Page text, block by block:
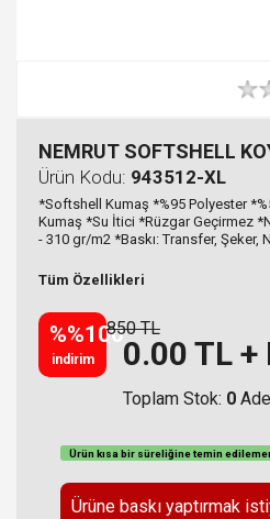
NEMRUT SOFTSHELL
Ürün Kodu: 943512-XL
*Softshell Kumaş *%95 Polyester
Kumaş *Su İtici *Rüzgar Geçirmez
- 310 gr/m2 *Baskı: Transfer, Şeker,
Tüm Özellikleri
%%100
indirim
850 TL
0.00 TL +
Toplam Stok: 0
Ürün kısa bir süreliğine temin
Ürüne baskı yaptırmak